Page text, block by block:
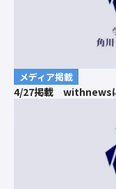
メディア掲載
4/27掲載 withnews